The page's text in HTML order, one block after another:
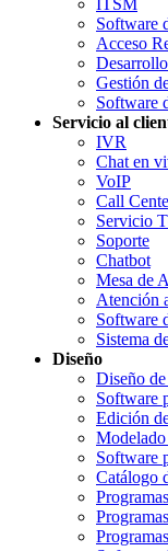
ITSM
Software
Acceso
Gestión
Software
Servicio al
IVR
Chat en
VoIP
Call
Servicio
Soporte
Chatbot
Mesa de
Atención
Software
Sistema
Diseño
Diseño
Software
Edición
Software
Catálogo